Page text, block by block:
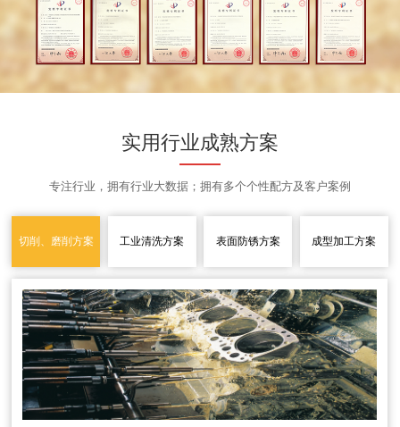
实用行业成熟方案
专注行业，拥有行业大数据；拥有多个个性配方及客户案例
切削、磨削方案 工业清洗方案 表面防锈方案 成型加工方案